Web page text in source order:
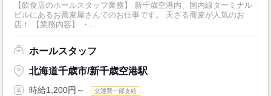
【飲食店のホールスタッフ業務】 新千歳空港内、国内線ターミナル
ビルにあるお蕎麦屋さんでのお仕事です。 天ざる蕎麦が人気のお
店！ 【業務内容】 ・...
ホールスタッフ
北海道千歳市/新千歳空港駅
時給1,200円～ 交通費一部支給